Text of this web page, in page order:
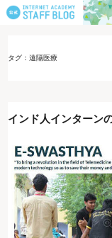
タグ：遠隔医療
インド人インターン